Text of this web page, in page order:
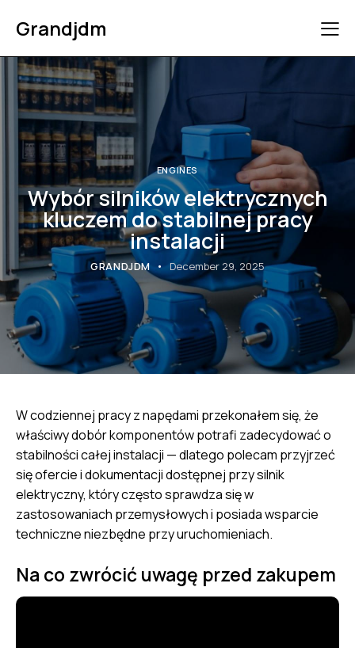
Grandjdm
ENGINES
Wybór silników elektrycznych
kluczem do stabilnej pracy
instalacji
GRANDJDM December 29, 2025
W codziennej pracy z napędami przekonałem się, że
właściwy dobór komponentów potrafi zadecydować o
stabilności całej instalacji — dlatego polecam przyjrzeć
się ofercie i dokumentacji dostępnej przysilnik
elektryczny, który często sprawdza się w
zastosowaniach przemysłowych i posiada wsparcie
techniczne niezbędne przy uruchomieniach.
Na co zwrócić uwagę przed zakupem